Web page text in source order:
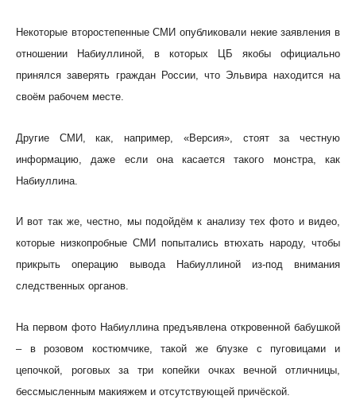
Некоторые второстепенные СМИ опубликовали некие заявления в
отношении Набиуллиной, в которых ЦБ якобы официально
принялся заверять граждан России, что Эльвира находится на
своём рабочем месте.
Другие СМИ, как, например, «Версия», стоят за честную
информацию, даже если она касается такого монстра, как
Набиуллина.
И вот так же, честно, мы подойдём к анализу тех фото и видео,
которые низкопробные СМИ попытались втюхать народу, чтобы
прикрыть операцию вывода Набиуллиной из-под внимания
следственных органов.
На первом фото Набиуллина предъявлена откровенной бабушкой
– в розовом костюмчике, такой же блузке с пуговицами и
цепочкой, роговых за три копейки очках вечной отличницы,
бессмысленным макияжем и отсутствующей причёской.